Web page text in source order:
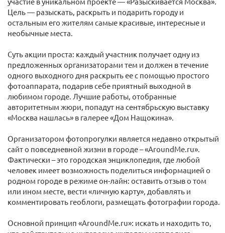
Цель — разыскать, раскрыть и подарить городу и
остальным его жителям самые красивые, интересные и
необычные места.
Суть акции проста: каждый участник получает одну из
предложенных организаторами тем и должен в течение
одного выходного дня раскрыть ее с помощью простого
фотоаппарата, подарив себе приятный выходной в
любимом городе. Лучшие работы, отобранные
авторитетным жюри, попадут на сентябрьскую выставку
«Москва нашлась» в галерее «Дом Нащокина».
Организатором фотопрогулки является недавно открытый
сайт о повседневной жизни в городе – «AroundMe.ru».
Фактически – это городская энциклопедия, где любой
человек имеет возможность поделиться информацией о
родном городе в режиме он-лайн: оставить отзыв о том
или ином месте, вести «личную карту», добавлять и
комментировать геоблоги, размещать фотографии города.
Основной принцип «AroundMe.ru»: искать и находить то,